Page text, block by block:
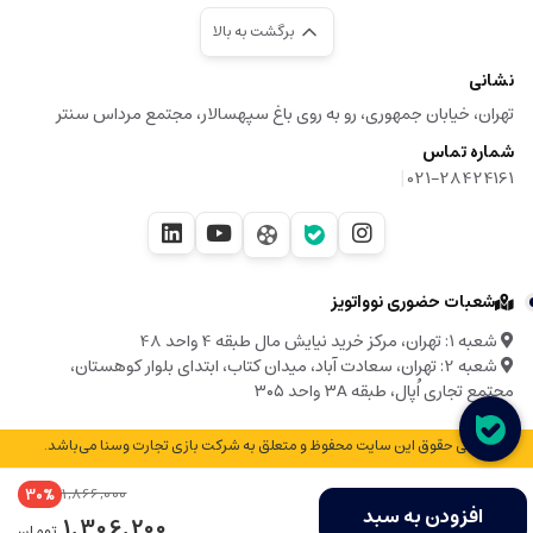
افزودن به سبد
1,866,000
30%
برگشت به بالا
نشانی
تهران، خیابان جمهوری، رو به روی باغ سپهسالار، مجتمع مرداس سنتر
شماره تماس
021-28424161
|
شعبات حضوری نوواتویز
شعبه ۱: تهران، مرکز خرید نیایش مال طبقه 4 واحد 48
شعبه 2: تهران، سعادت آباد، میدان کتاب، ابتدای بلوار کوهستان،
مجتمع تجاری اُپال، طبقه ۳A واحد ۳۰۵
© تمامی حقوق این سایت محفوظ و متعلق به شرکت بازی تجارت وسنا می‌باشد.